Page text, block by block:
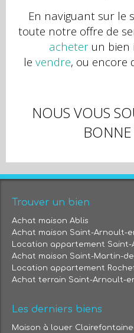
En naviguant sur le
toute notre offre de
acheterun bien
le vendre, ou encore
NOUS VOUS
BONNE
Trouver un bien
Achat maison Ablis
Achat maison Saint-Arnoult-
Location appartement Saint-
Achat maison Saint-Martin-
Location appartement
Achat terrain Saint-Arnoult-
Les derniers biens
Maison à louer